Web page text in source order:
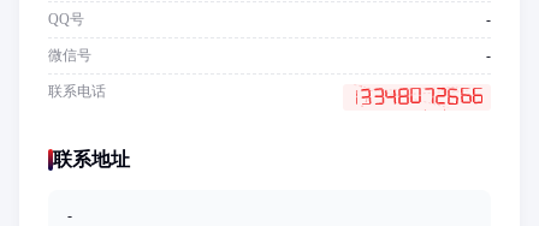
QQ号 -
微信号 -
联系电话
联系地址
-